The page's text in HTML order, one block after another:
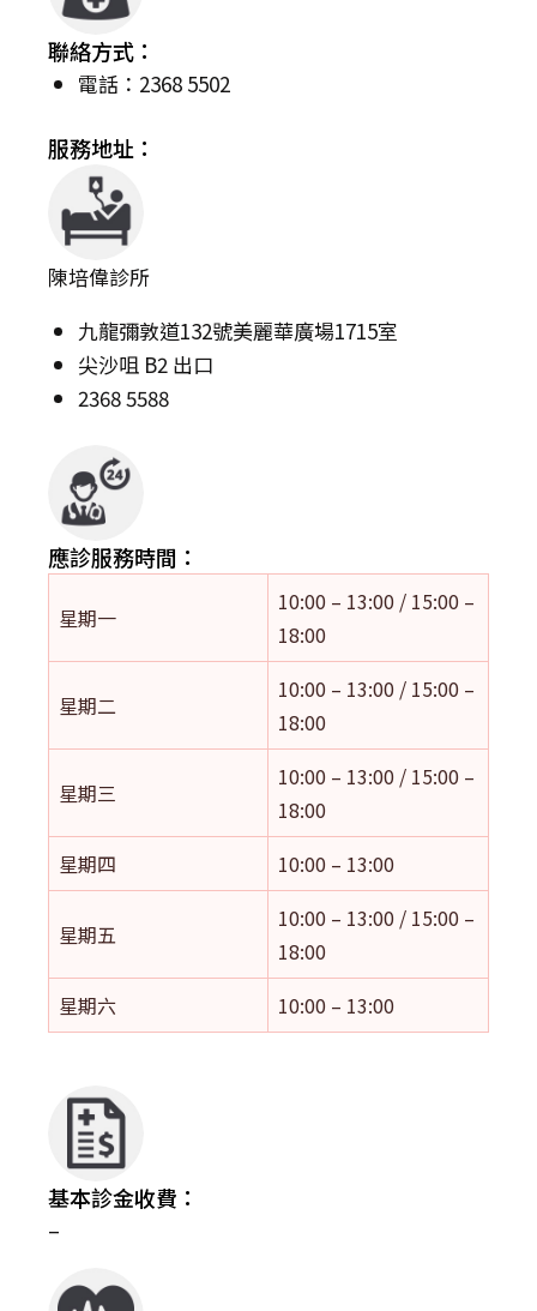
聯絡方式：
電話：2368 5502
服務地址：
陳培偉診所
九龍彌敦道132號美麗華廣場1715室
尖沙咀 B2 出口
2368 5588
應診服務時間：
星期一
10:00 – 13:00 / 15:00 –
18:00
星期二
10:00 – 13:00 / 15:00 –
18:00
星期三
10:00 – 13:00 / 15:00 –
18:00
星期四
10:00 – 13:00
星期五
10:00 – 13:00 / 15:00 –
18:00
星期六
10:00 – 13:00
基本診金收費：
–